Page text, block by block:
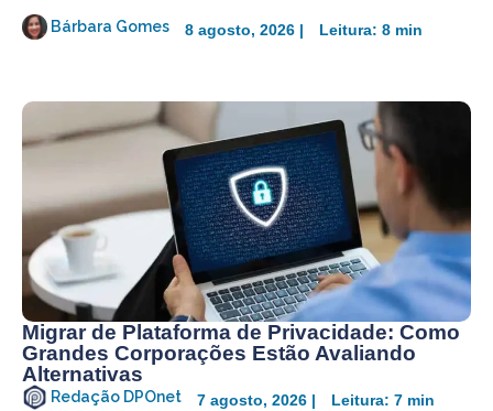
Bárbara Gomes 8 agosto, 2026 | Leitura: 8 min
Migrar de Plataforma de Privacidade: Como
Grandes Corporações Estão Avaliando
Alternativas
Redação DPOnet 7 agosto, 2026 | Leitura: 7 min